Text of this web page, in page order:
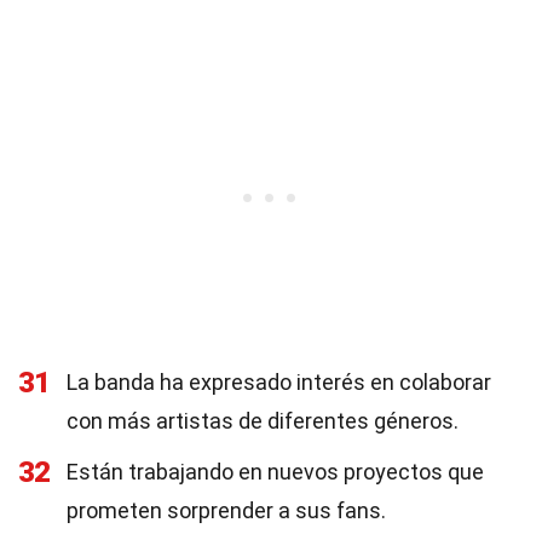
31
La banda ha expresado interés en colaborar
con más artistas de diferentes géneros.
32
Están trabajando en nuevos proyectos que
prometen sorprender a sus fans.